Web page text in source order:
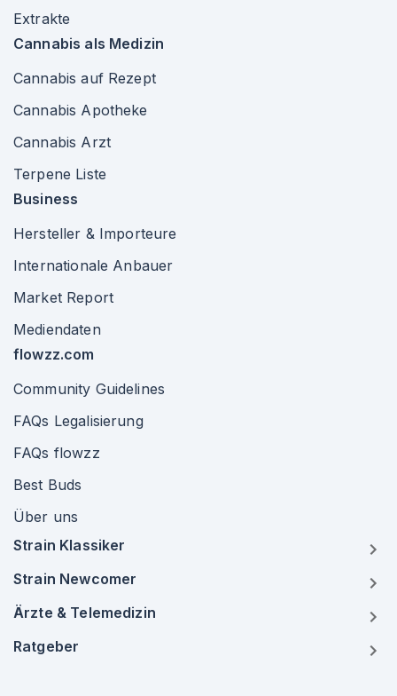
Extrakte
Cannabis als Medizin
Cannabis auf Rezept
Cannabis Apotheke
Cannabis Arzt
Terpene Liste
Business
Hersteller & Importeure
Internationale Anbauer
Market Report
Mediendaten
flowzz.com
Community Guidelines
FAQs Legalisierung
FAQs flowzz
Best Buds
Über uns
Strain Klassiker
Strain Newcomer
Ärzte & Telemedizin
Ratgeber